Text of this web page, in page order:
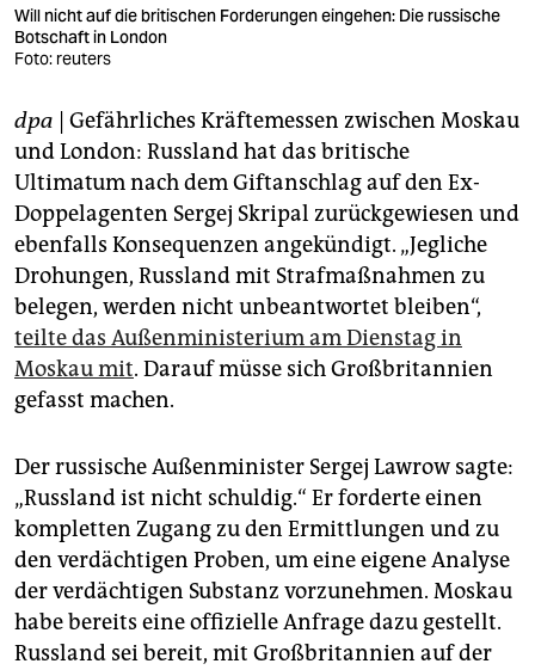
veranstaltungen
shop
fragen & hilfe
unterstützen
abo
genossenschaft
epaper login
Will nicht auf die britischen Forderungen eingehen: Die russische
Botschaft in London
Foto: reuters
dpa | Gefährliches Kräftemessen zwischen Moskau
und London: Russland hat das britische
Ultimatum nach dem Giftanschlag auf den Ex-
Doppelagenten Sergej Skripal zurückgewiesen und
ebenfalls Konsequenzen angekündigt. „Jegliche
Drohungen, Russland mit Strafmaßnahmen zu
belegen, werden nicht unbeantwortet bleiben“,
teilte das Außenministerium am Dienstag in
Moskau mit. Darauf müsse sich Großbritannien
gefasst machen.
Der russische Außenminister Sergej Lawrow sagte:
„Russland ist nicht schuldig.“ Er forderte einen
kompletten Zugang zu den Ermittlungen und zu
den verdächtigen Proben, um eine eigene Analyse
der verdächtigen Substanz vorzunehmen. Moskau
habe bereits eine offizielle Anfrage dazu gestellt.
Russland sei bereit, mit Großbritannien auf der